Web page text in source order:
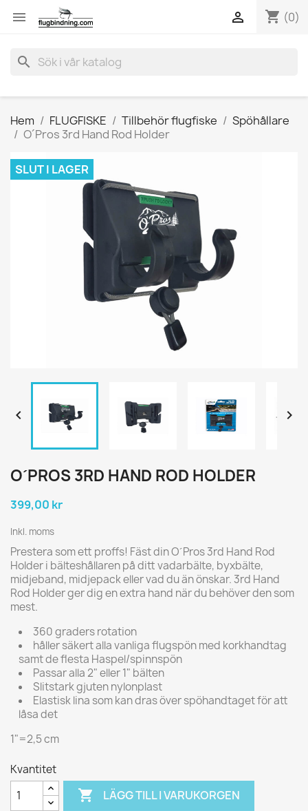
 shopping_cart (0)

search
Hem FLUGFISKE Tillbehör flugfiske
Spöhållare
O´Pros 3rd Hand Rod Holder
SLUT I LAGER
 
O´PROS 3RD HAND ROD HOLDER
399,00 kr
Inkl. moms
Prestera som ett proffs! Fäst din O´Pros 3rd Hand Rod
Holder i bälteshållaren på ditt vadarbälte, byxbälte,
midjeband, midjepack eller vad du än önskar. 3rd Hand
Rod Holder ger dig en extra hand när du behöver den som
mest.
360 graders rotation
håller säkert alla vanliga flugspön med korkhandtag
samt de flesta Haspel/spinnspön
Passar alla 2" eller 1" bälten
Slitstark gjuten nylonplast
Elastisk lina som kan dras över spöhandtaget för att
låsa det
1"=2,5 cm
Kvantitet
 LÄGG TILL I VARUKORGEN